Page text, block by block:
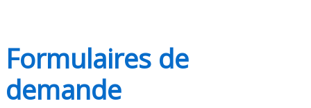
Formulaires de
demande